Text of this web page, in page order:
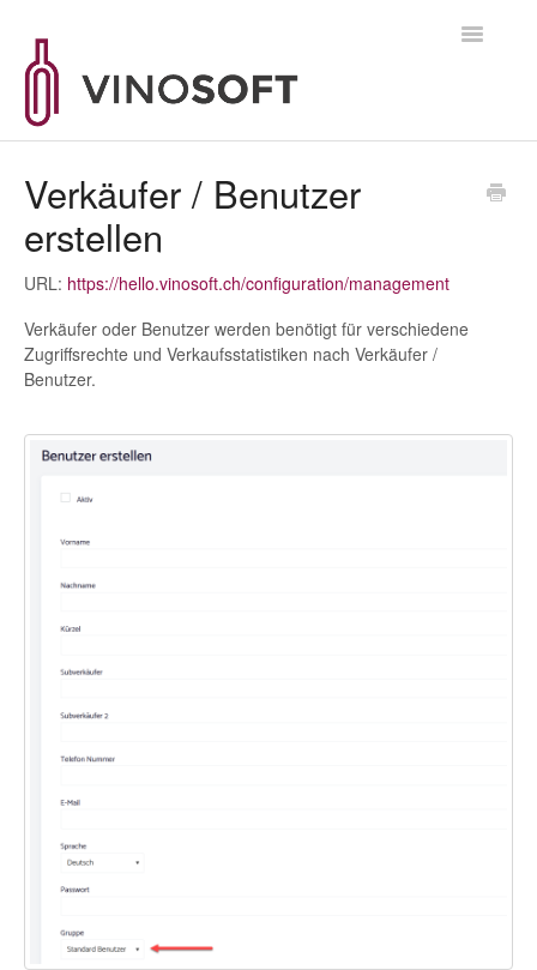
Toggle
Verkäufer / Benutzer
erstellen
URL: https://hello.vinosoft.ch/configuration/management
Verkäufer oder Benutzer werden benötigt für verschiedene
Zugriffsrechte und Verkaufsstatistiken nach Verkäufer /
Benutzer.